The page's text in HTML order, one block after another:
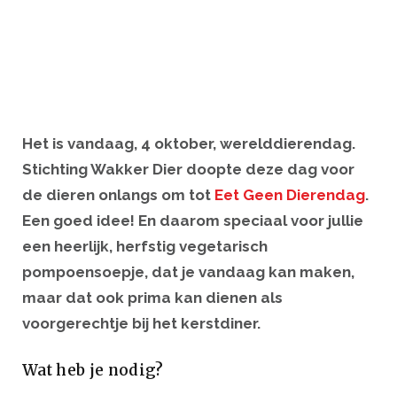
Het is vandaag, 4 oktober, werelddierendag.
Stichting Wakker Dier doopte deze dag voor
de dieren onlangs om tot Eet Geen Dierendag.
Een goed idee! En daarom speciaal voor jullie
een heerlijk, herfstig vegetarisch
pompoensoepje, dat je vandaag kan maken,
maar dat ook prima kan dienen als
voorgerechtje bij het kerstdiner.
Wat heb je nodig?